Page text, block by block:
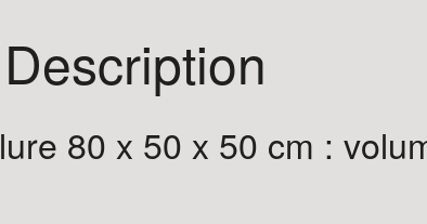
Description
80 x 50 x 50 cm :